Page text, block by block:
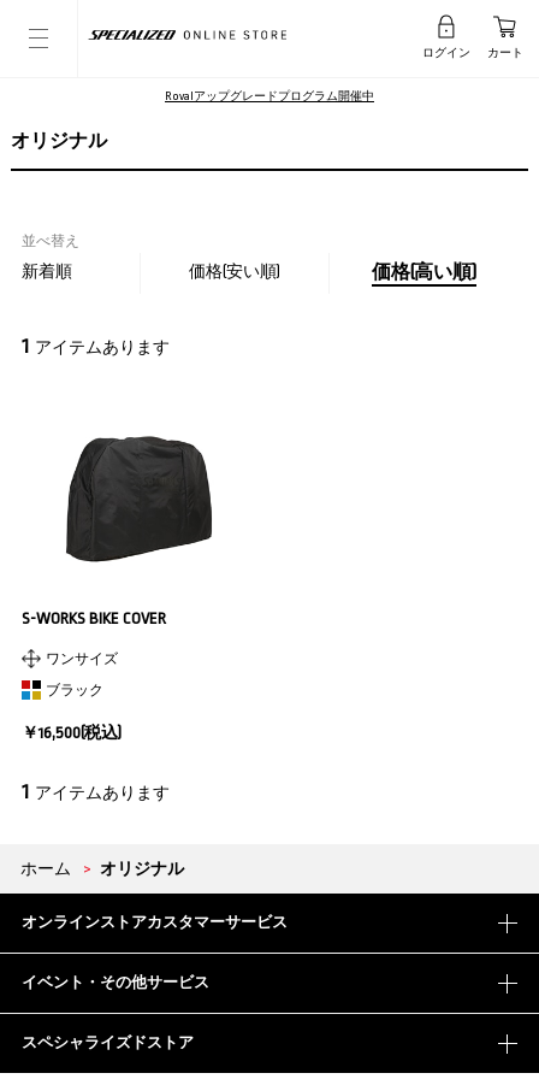
ログイン カート
Rovalアップグレードプログラム開催中
オリジナル
並べ替え
新着順 価格(安い順) 価格(高い順)
1 アイテムあります
S-WORKS BIKE COVER
ワンサイズ
ブラック
￥16,500(税込)
1 アイテムあります
ホーム > オリジナル
オンラインストアカスタマーサービス
イベント・その他サービス
スペシャライズドストア